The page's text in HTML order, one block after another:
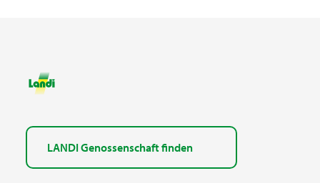
LANDI Genossenschaft finden